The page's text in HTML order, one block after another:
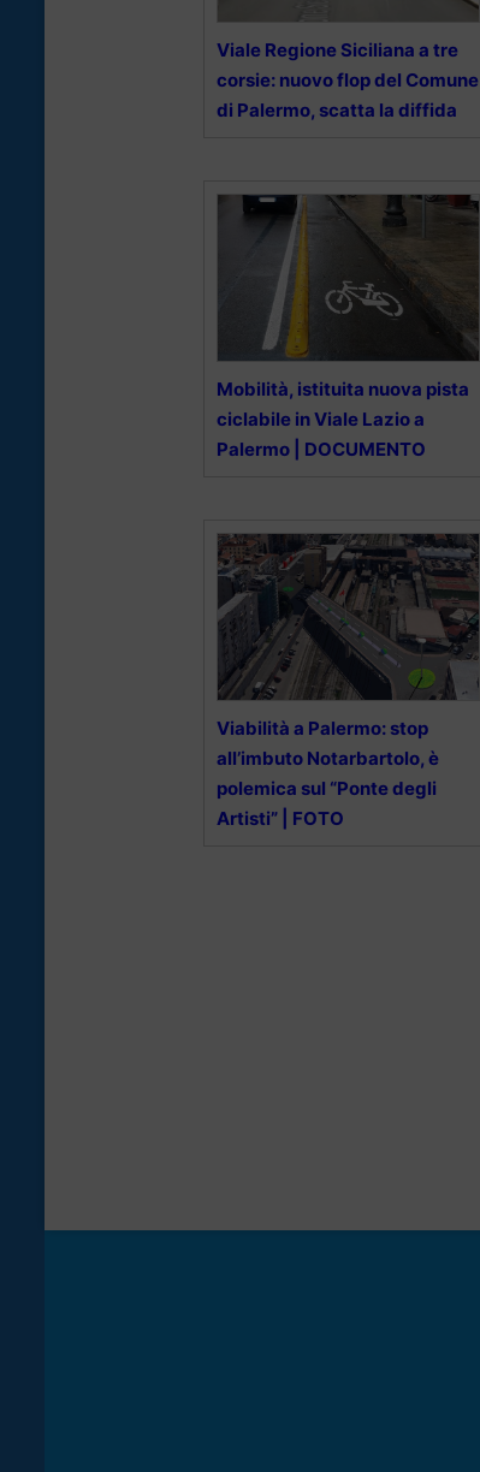
Viale Regione Siciliana a tre
corsie: nuovo flop del Comune
di Palermo, scatta la diffida
Mobilità, istituita nuova pista
ciclabile in Viale Lazio a
Palermo | DOCUMENTO
Viabilità a Palermo: stop
all’imbuto Notarbartolo, è
polemica sul “Ponte degli
Artisti” | FOTO